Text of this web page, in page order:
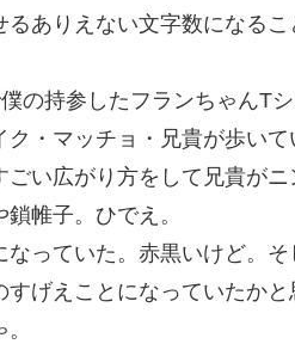
ありえない文字数になる
の持参したフランちゃんT
・マッチョ・兄貴が歩い
い広がり方をして兄貴が
帷子。ひでえ。
っていた。赤黒いけど。
げえことになっていたか